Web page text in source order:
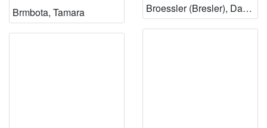
Brmbota, Tamara Broessler (Bresler), Danica